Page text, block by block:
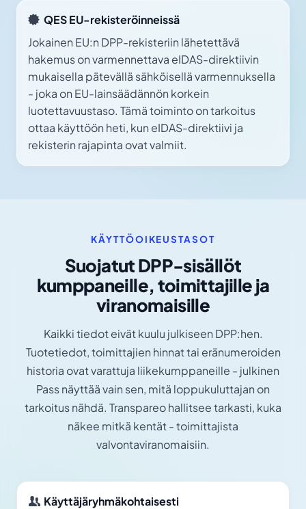
QES EU-rekisteröinneissä
Jokainen EU:n DPP-rekisteriin lähetettävä
hakemus on varmennettava eIDAS-direktiivin
mukaisella pätevällä sähköisellä varmennuksella
- joka on EU-lainsäädännön korkein
luotettavuustaso. Tämä toiminto on tarkoitus
ottaa käyttöön heti, kun eIDAS-direktiivi ja
rekisterin rajapinta ovat valmiit.
KÄYTTÖOIKEUSTASOT
Suojatut DPP-sisällöt
kumppaneille, toimittajille ja
viranomaisille
Kaikki tiedot eivät kuulu julkiseen DPP:hen.
Tuotetiedot, toimittajien hinnat tai eränumeroiden
historia ovat varattuja liikekumppaneille - julkinen
Pass näyttää vain sen, mitä loppukuluttajan on
tarkoitus nähdä. Transpareo hallitsee tarkasti, kuka
näkee mitkä kentät - toimittajista
valvontaviranomaisiin.
Käyttäjäryhmäkohtaisesti